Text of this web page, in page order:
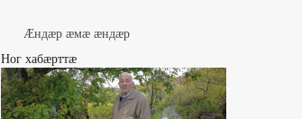
Æндæр æмæ æндæр
Ног хабæрттæ